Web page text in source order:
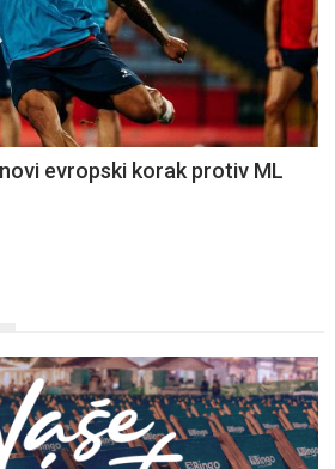
evropski korak protiv ML